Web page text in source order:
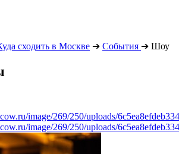
сходить в Москве ➔ События ➔ Шоу
image/269/250/uploads/
image/269/250/uploads/